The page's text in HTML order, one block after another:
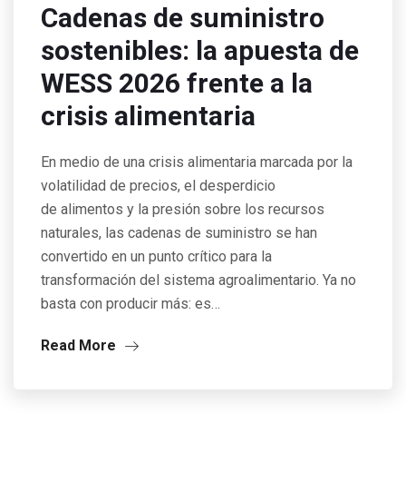
Cadenas de suministro
sostenibles: la apuesta de
WESS 2026 frente a la
crisis alimentaria
En medio de una crisis alimentaria marcada por la
volatilidad de precios, el desperdicio
de alimentos y la presión sobre los recursos
naturales, las cadenas de suministro se han
convertido en un punto crítico para la
transformación del sistema agroalimentario. Ya no
basta con producir más: es…
Read More